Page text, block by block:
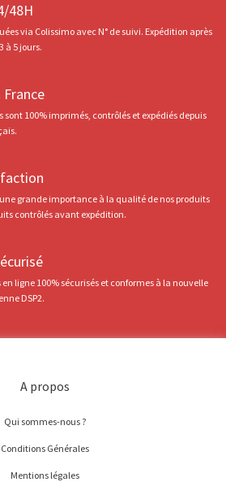
48H
via Colissimo avec N° de suivi. Expédition après
à 5 jours.
sont 100% imprimés, contrôlés et expédiés depuis
grande importance à la qualité de nos produits
contrôlés avant expédition.
ligne 100% sécurisés et conformes à la nouvelle
DSP2.
A propos
Qui sommes-nous ?
Conditions Générales
Mentions légales